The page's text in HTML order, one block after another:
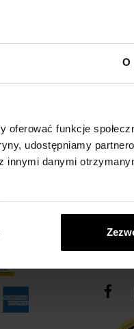
O
funkcje
udostępniamy
innymi danymi
E-